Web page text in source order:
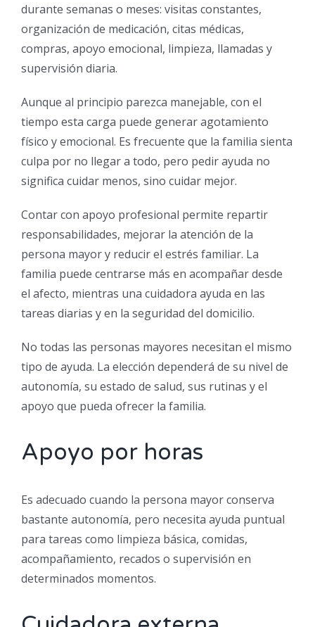
durante semanas o meses: visitas constantes,
organización de medicación, citas médicas,
compras, apoyo emocional, limpieza, llamadas y
supervisión diaria.
Aunque al principio parezca manejable, con el
tiempo esta carga puede generar agotamiento
físico y emocional. Es frecuente que la familia sienta
culpa por no llegar a todo, pero pedir ayuda no
significa cuidar menos, sino cuidar mejor.
Contar con apoyo profesional permite repartir
responsabilidades, mejorar la atención de la
persona mayor y reducir el estrés familiar. La
familia puede centrarse más en acompañar desde
el afecto, mientras una cuidadora ayuda en las
tareas diarias y en la seguridad del domicilio.
No todas las personas mayores necesitan el mismo
tipo de ayuda. La elección dependerá de su nivel de
autonomía, su estado de salud, sus rutinas y el
apoyo que pueda ofrecer la familia.
Apoyo por horas
Es adecuado cuando la persona mayor conserva
bastante autonomía, pero necesita ayuda puntual
para tareas como limpieza básica, comidas,
acompañamiento, recados o supervisión en
determinados momentos.